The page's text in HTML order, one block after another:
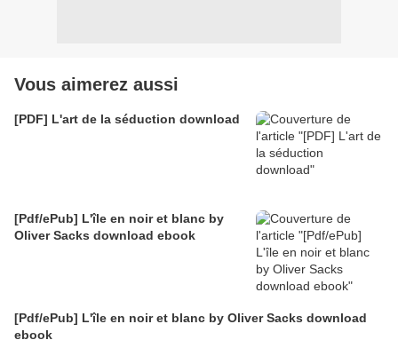
Vous aimerez aussi
[PDF] L'art de la séduction download
[Pdf/ePub] L'île en noir et blanc by
Oliver Sacks download ebook
[Pdf/ePub] L'île en noir et blanc by Oliver Sacks download
ebook